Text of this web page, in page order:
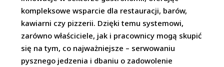
kompleksowe wsparcie dla restauracji, barów,
kawiarni czy pizzerii. Dzięki temu systemowi,
zarówno właściciele, jak i pracownicy mogą skupić
się na tym, co najważniejsze – serwowaniu
pysznego jedzenia i dbaniu o zadowolenie